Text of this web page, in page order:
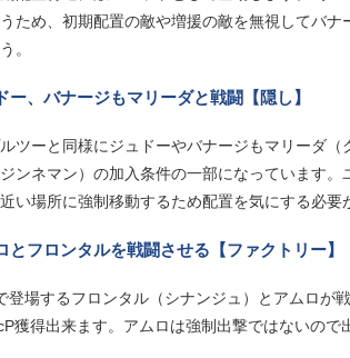
ため、初期配置の敵や増援の敵を無視してバ
。
ー、バナージもマリーダと戦闘【隠し】
ツーと同様にジュドーやバナージもマリーダ
ンネマン）の加入条件の一部になっています
い場所に強制移動するため配置を気にする必要
とフロンタルを戦闘させる【ファクトリー】
登場するフロンタル（シナンジュ）とアムロが
獲得出来ます。アムロは強制出撃ではないので